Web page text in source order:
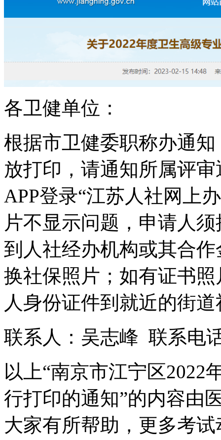
各卫健单位：
根据市卫健委职称办通
放打印，请通知所属评
APP登录“江苏人社网上
片不显示问题，申请人
到人社经办机构或其合
换社保照片；如有证书
人身份证件到就近的街
联系人：吴志峰 联系电
以上“南京市江宁区2022
行打印的通知”的内容由
大家有所帮助，更多考